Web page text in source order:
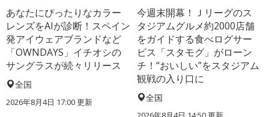
あなたにぴったりなカラー
レンズをAIが診断！スペイン
発アイウェアブランドなど
「OWNDAYS」イチオシの
サングラスが続々リリース
全国
2026年8月4日 17:00更新
今週末開幕！Ｊリーグのス
タジアムグルメ約2000店舗
をガイドする食べログサー
ビス「スタモグ」がローン
チ！“おいしい”をスタジアム
観戦の入り口に
全国